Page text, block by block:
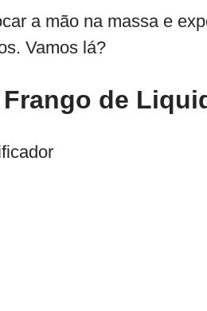
a mão na massa e
Vamos lá?
Frango de